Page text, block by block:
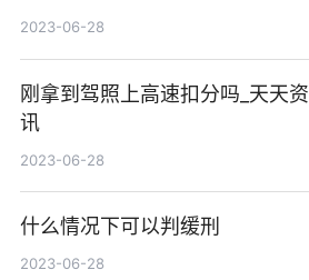
2023-06-28
刚拿到驾照上高速扣分吗_天天资
讯
2023-06-28
什么情况下可以判缓刑
2023-06-28